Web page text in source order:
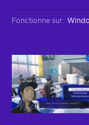
Fonctionne sur: